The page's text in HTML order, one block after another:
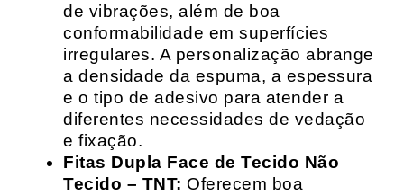
de vibrações, além de boa
conformabilidade em superfícies
irregulares. A personalização abrange
a densidade da espuma, a espessura
e o tipo de adesivo para atender a
diferentes necessidades de vedação
e fixação.
Fitas Dupla Face de Tecido Não
Tecido – TNT: Oferecem boa